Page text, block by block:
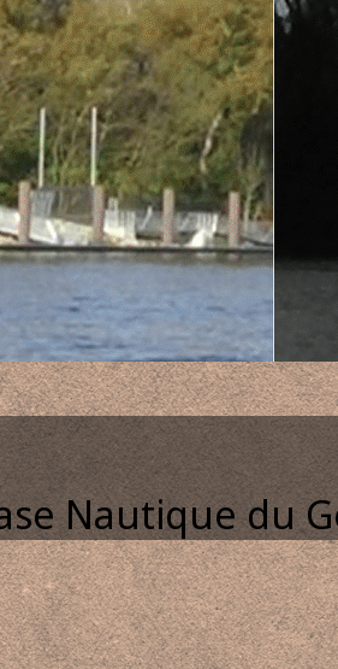
Nautique du